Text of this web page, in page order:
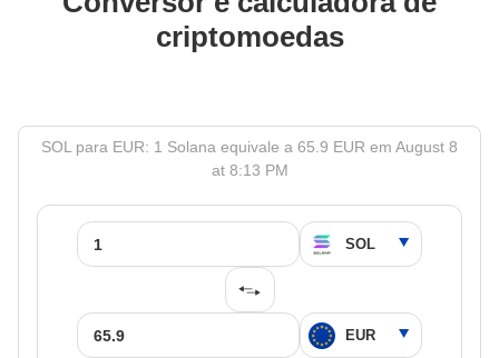
criptomoedas
SOL para EUR: 1 Solana equivale a 65.9 EUR em August 8
at 8:13 PM